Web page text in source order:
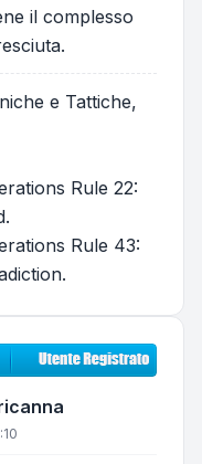
il complesso
e Tattiche,
Rule 22:
Rule 43: